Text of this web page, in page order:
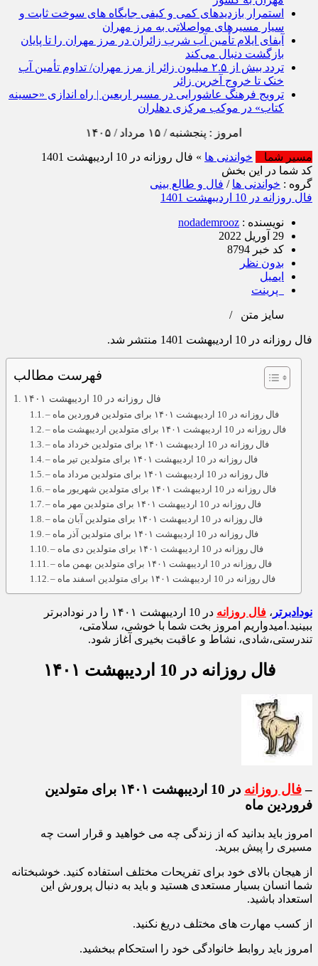
استمرار بازدیدهای کمی و کیفی جایگاه‌ های سوخت ثابت و
سیار مسیرهای مواصلاتی به مرز مهران
آبفای ایلام تأمین آب شرب زائران در مرز مهران را تا پایان
بازگشت دنبال می‌کند
تردد بیش از ۲.۵ میلیون زائر از مرز مهران/ تداوم تأمین آب
خنک تا خروج آخرین زائر
ترویج فرهنگ عاشورایی در مسیر اربعین | راه‌ اندازی «حسینه
کتاب» در موکب مرکزی دهلران
امروز : پنجشنبه / ۱۵ مرداد / ۱۴۰۵
مسیر شما
خواندنی ها » فال روزانه در 10 اردیبهشت 1401
کد شما در این بخش
گروه : خواندنی ها / فال و طالع بینی
فال روزانه در 10 اردیبهشت 1401
نویسنده : nodademrooz
29 آوریل 2022
کد خبر 8794
بدون نظر
ایمیل
پرینت
سایز متن /
فال روزانه در 10 اردیبهشت 1401 منتشر شد.
فهرست مطالب
فال روزانه در 10 اردیبهشت ۱۴۰۱
– فال روزانه در 10 اردیبهشت ۱۴۰۱ برای متولدین فروردین ماه
– فال روزانه در 10 اردیبهشت ۱۴۰۱ برای متولدین اردیبهشت ماه
– فال روزانه در 10 اردیبهشت ۱۴۰۱ برای متولدین خرداد ماه
– فال روزانه در 10 اردیبهشت ۱۴۰۱ برای متولدین تیر ماه
– فال روزانه در 10 اردیبهشت ۱۴۰۱ برای متولدین مرداد ماه
– فال روزانه در 10 اردیبهشت ۱۴۰۱ برای متولدین شهریور ماه
– فال روزانه در 10 اردیبهشت ۱۴۰۱ برای متولدین مهر ماه
– فال روزانه در 10 اردیبهشت ۱۴۰۱ برای متولدین آبان ماه
– فال روزانه در 10 اردیبهشت ۱۴۰۱ برای متولدین آذر ماه
– فال روزانه در 10 اردیبهشت ۱۴۰۱ برای متولدین دی ماه
– فال روزانه در 10 اردیبهشت ۱۴۰۱ برای متولدین بهمن ماه
– فال روزانه در 10 اردیبهشت ۱۴۰۱ برای متولدین اسفند ماه
نودادبرتر ، فال روزانه
در 10 اردیبهشت ۱۴۰۱ را در نودادبرتر
ببینید.امیدواریم امروز بخت شما با خوشی، سلامتی،
تندرستی،شادی، نشاط و عاقبت بخیری آغاز شود.
فال روزانه در 10 اردیبهشت ۱۴۰۱
– فال روزانه
در 10 اردیبهشت ۱۴۰۱ برای متولدین
فروردین ماه
امروز باید بدانید که از زندگی چه می خواهید و قرار است چه
مسیری را پیش ببرید.
از هیجان بالای خود برای تفریحات مختلف استفاده کنید. خوشبختانه
شما انسان بسیار مستعدی هستید و باید به دنبال پرورش این
استعداد باشید.
از کسب مهارت های مختلف دریغ نکنید.
امروز باید روابط خانوادگی خود را استحکام ببخشید.